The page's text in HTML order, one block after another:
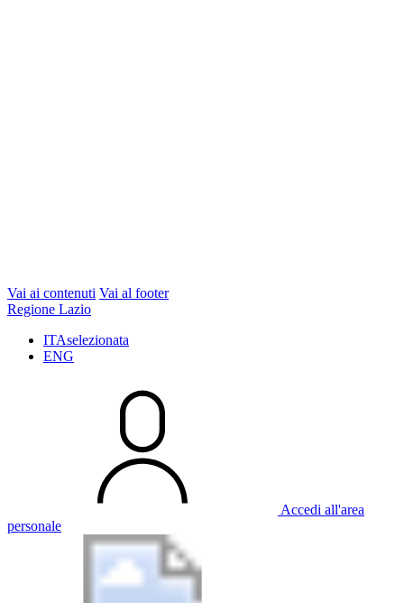
Vai ai contenuti Vai al footer
Regione Lazio
ITAselezionata
ENG
Accedi all'area
personale